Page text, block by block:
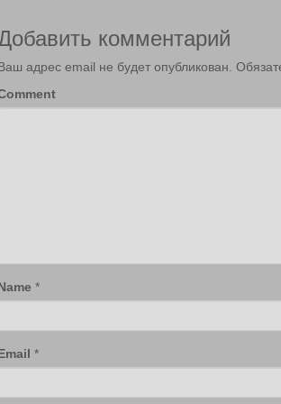
комментарий
адрес email не будет опубликован.
*
*